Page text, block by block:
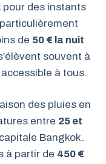
pour des instants
de 50 € la nuit
souvent à
à tous.
des pluies en
entre 25 et
Bangkok.
à partir de 450 €